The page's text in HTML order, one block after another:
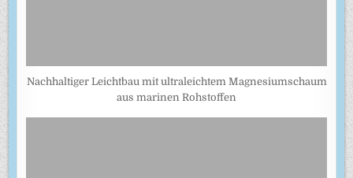
Nachhaltiger Leichtbau mit ultraleichtem Magnesiumschaum
aus marinen Rohstoffen